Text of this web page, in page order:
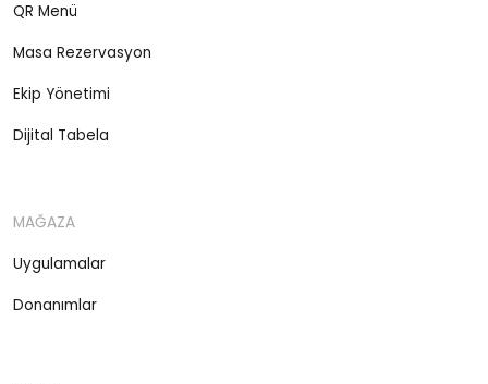
QR Menü
Masa Rezervasyon
Ekip Yönetimi
Dijital Tabela
MAĞAZA
Uygulamalar
Donanımlar